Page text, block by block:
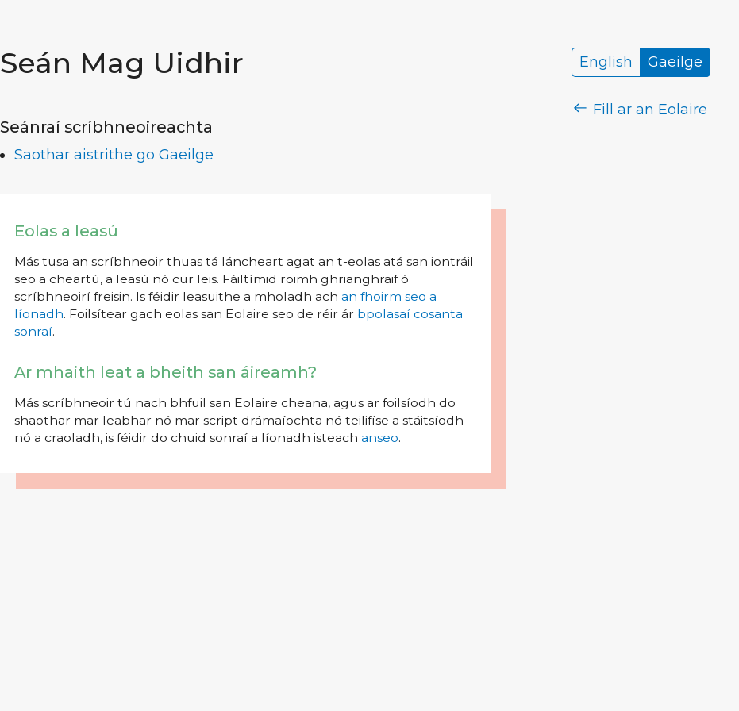
Seán Mag Uidhir English Gaeilge
Fill ar an Eolaire
Seánraí scríbhneoireachta
Saothar aistrithe go Gaeilge
Eolas a leasú
Más tusa an scríbhneoir thuas tá láncheart agat an t-eolas atá san iontráil
seo a cheartú, a leasú nó cur leis. Fáiltímid roimh ghrianghraif ó
scríbhneoirí freisin. Is féidir leasuithe a mholadh ach an fhoirm seo a
líonadh. Foilsítear gach eolas san Eolaire seo de réir ár bpolasaí cosanta
sonraí.
Ar mhaith leat a bheith san áireamh?
Más scríbhneoir tú nach bhfuil san Eolaire cheana, agus ar foilsíodh do
shaothar mar leabhar nó mar script drámaíochta nó teilifíse a stáitsíodh
nó a craoladh, is féidir do chuid sonraí a líonadh isteach anseo.